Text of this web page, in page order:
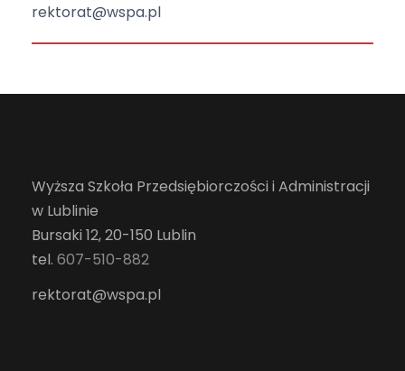
rektorat@wspa.pl
Wyższa Szkoła Przedsiębiorczości i Administracji
w Lublinie
Bursaki 12, 20-150 Lublin
tel. 607-510-882
rektorat@wspa.pl